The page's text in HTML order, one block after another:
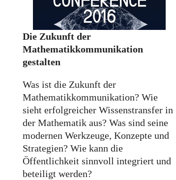
Die Zukunft der
Mathematikkommunikation
gestalten
Was ist die Zukunft der
Mathematikkommunikation? Wie
sieht erfolgreicher Wissenstransfer in
der Mathematik aus? Was sind seine
modernen Werkzeuge, Konzepte und
Strategien? Wie kann die
Öffentlichkeit sinnvoll integriert und
beteiligt werden?